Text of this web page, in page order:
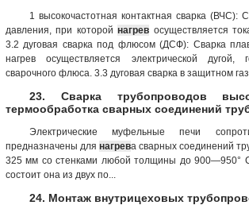
1 высокочастотная контактная сварка (ВЧС):
давления, при которойнагрев осуществляется
3.2 дуговая сварка под флюсом (ДСФ): Сварка
нагрев осуществляется электрической
сварочного флюса. 3.3 дуговая сварка в защитном
23. Сварка трубопроводов
термообработка сварных соединений
Электрические муфельные печи
предназначены для нагрева сварных соединений
325 мм со стенками любой толщины до 900—950°
состоит она из двух по...
24. Монтаж внутрицеховых